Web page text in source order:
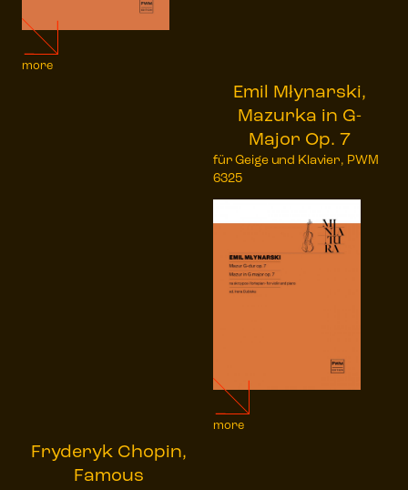
more
Emil Młynarski,
Mazurka in G-
Major Op. 7
für Geige und Klavier, PWM
6325
more
Fryderyk Chopin,
Famous